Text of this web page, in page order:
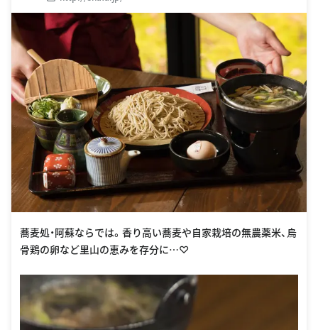
蕎麦処・阿蘇ならでは。香り高い蕎麦や自家栽培の無農薬米、烏
骨鶏の卵など里山の恵みを存分に…♡